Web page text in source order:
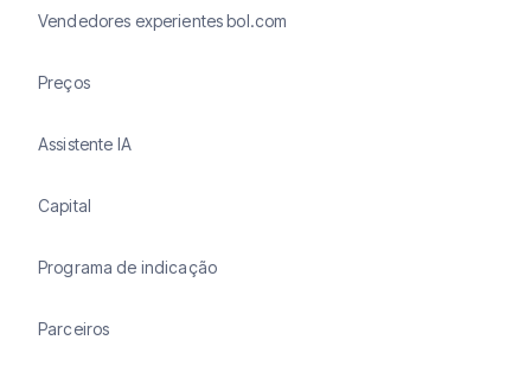
Vendedores experientes bol.com
Preços
Assistente IA
Capital
Programa de indicação
Parceiros